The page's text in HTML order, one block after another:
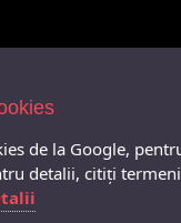
de la Google,
detalii, citiți